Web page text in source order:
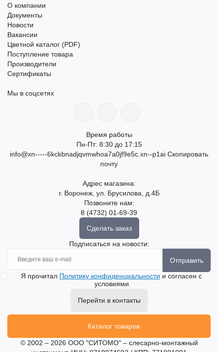
О компании
Документы
Новости
Вакансии
Цветной каталог (PDF)
Поступление товара
Производители
Сертификаты
Мы в соцсетях
Время работы
Пн-Пт: 8:30 до 17:15
info@xn-----6kckbnadjqvmwhoa7a0jf9e5c.xn--p1ai Скопировать
почту
Адрес магазина:
г. Воронеж, ул. Брусилова, д.4Б
Позвоните нам:
8 (4732) 01-69-39
Сделать заказ
Подписаться на новости:
Отправить
Я прочитал Политику конфиденциальности и согласен с
условиями
Перейти в контакты
Каталог товаров
© 2002 – 2026 ООО "СИТОМО" – слесарно-монтажный